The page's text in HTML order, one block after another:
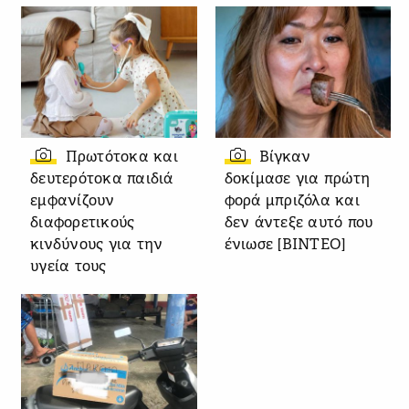
Πρωτότοκα και
δευτερότοκα παιδιά
εμφανίζουν
διαφορετικούς
κινδύνους για την
υγεία τους
Βίγκαν
δοκίμασε για πρώτη
φορά μπριζόλα και
δεν άντεξε αυτό που
ένιωσε [ΒΙΝΤΕΟ]